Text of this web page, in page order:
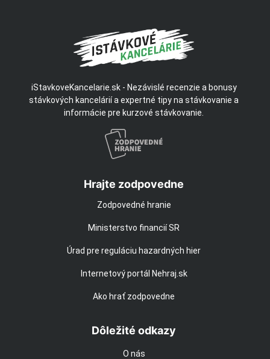
iStavkoveKancelarie.sk - Nezávislé recenzie a bonusy
stávkových kancelárií a expertné tipy na stávkovanie a
informácie pre kurzové stávkovanie.
Hrajte zodpovedne
Zodpovedné hranie
Ministerstvo financií SR
Úrad pre reguláciu hazardných hier
Internetový portál Nehraj.sk
Ako hrať zodpovedne
Dôležité odkazy
O nás